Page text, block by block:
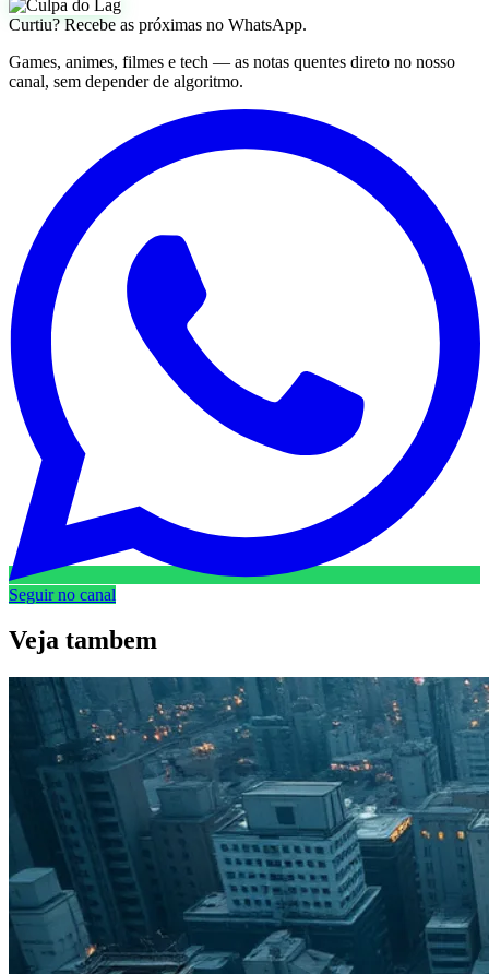
Curtiu? Recebe as próximas no WhatsApp.
Games, animes, filmes e tech — as notas quentes direto no nosso
canal, sem depender de algoritmo.
Seguir no canal
Veja tambem